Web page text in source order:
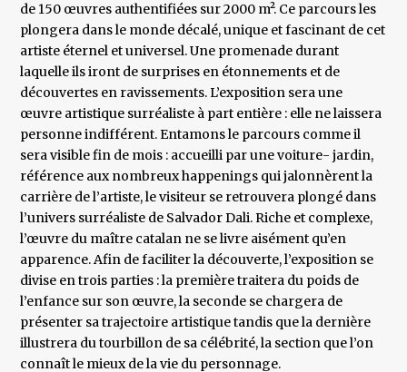
de 150 œuvres authentifiées sur 2000 m². Ce parcours les
plongera dans le monde décalé, unique et fascinant de cet
artiste éternel et universel. Une promenade durant
laquelle ils iront de surprises en étonnements et de
découvertes en ravissements. L’exposition sera une
œuvre artistique surréaliste à part entière : elle ne laissera
personne indifférent. Entamons le parcours comme il
sera visible fin de mois : accueilli par une voiture- jardin,
référence aux nombreux happenings qui jalonnèrent la
carrière de l’artiste, le visiteur se retrouvera plongé dans
l’univers surréaliste de Salvador Dali. Riche et complexe,
l’œuvre du maître catalan ne se livre aisément qu’en
apparence. Afin de faciliter la découverte, l’exposition se
divise en trois parties : la première traitera du poids de
l’enfance sur son œuvre, la seconde se chargera de
présenter sa trajectoire artistique tandis que la dernière
illustrera du tourbillon de sa célébrité, la section que l’on
connaît le mieux de la vie du personnage.